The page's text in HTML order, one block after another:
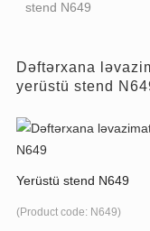
stend N649
Dəftərxana
yerüstü stend
Yerüstü stend N649
(Product code: N649)